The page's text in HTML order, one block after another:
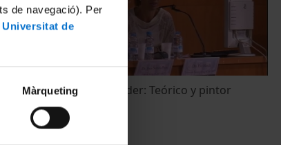
de navegació). Per
de
MàrquetingKarel Van Mander: Teórico y pintor
22 octubre, 2011